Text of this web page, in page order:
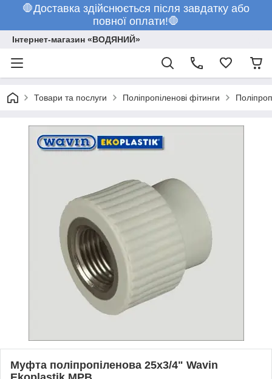
🛑Доставка здійснюється після завдатку або
повної оплати!🛑
Інтернет-магазин «ВОДЯНИЙ»
Товари та послуги Поліпропіленові фітинги
Муфта поліпропіленова 25х3/4" Wavin